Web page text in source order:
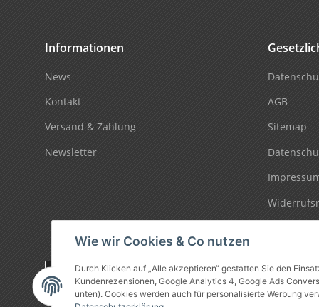
Wie wir Cookies & Co nutzen
Durch Klicken auf „Alle akzeptieren“ gestatten Sie den
Kundenrezensionen, Google Analytics 4, Google Ads
unten). Cookies werden auch für personalisierte Werbung
Informationen
News
Kontakt
Versand & Zahlung
Newsletter
AGB
Sitemap
Vertrag widerrufen